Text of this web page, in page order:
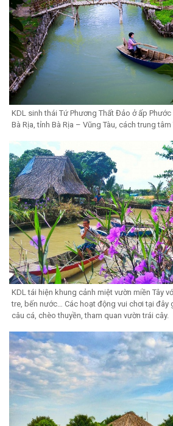
KDL sinh thái Tứ Phương Thất Đảo ở ấp Phước
Bà Rịa, tỉnh Bà Rịa – Vũng Tàu, cách trung
KDL tái hiện khung cảnh miệt vườn miền Tây
tre, bến nước… Các hoạt động vui chơi tại đây
câu cá, chèo thuyền, tham quan vườn trái cây.